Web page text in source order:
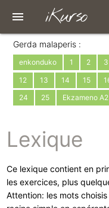
iKurso
menu
Gerda malaperis :
enkonduko 1 2 3
12
13 14 15
24
25 Ekzameno A2
Lexique
Ce lexique contient en
les exercices, plus
Attention: les mots